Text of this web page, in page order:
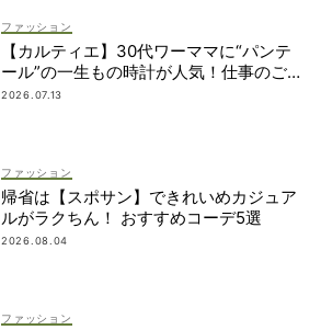
ファッション
【カルティエ】30代ワーママに“パンテ
ール”の一生もの時計が人気！仕事のご褒
美＆節目買いに
2026.07.13
ファッション
帰省は【スポサン】できれいめカジュア
ルがラクちん！ おすすめコーデ5選
2026.08.04
ファッション